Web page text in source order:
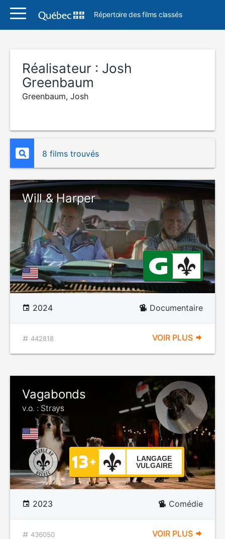
Répertoire des films classés
Réalisateur : Josh
Greenbaum
Greenbaum, Josh
8 films trouvés
Will & Harper
2024 Documentaire
442818 VOIR PLUS
Vagabonds
v.o. : Strays
LANGAGE
VULGAIRE
2023 Comédie
436050 VOIR PLUS